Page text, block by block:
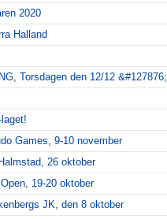
2020
Halland
Torsdagen den 12/12 &#127876;
Games, 9-10 november
26 oktober
19-20 oktober
JK, den 8 oktober